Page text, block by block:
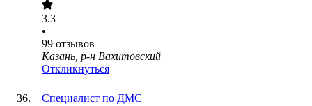
3.3
•
99 отзывов
Казань, р-н Вахитовский
Откликнуться
Специалист по ДМС